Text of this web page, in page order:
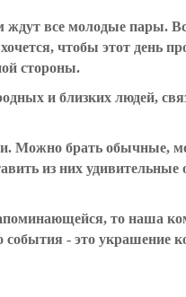
ждут все молодые пары.
чтобы этот день
стороны.
и близких людей,
брать обычные,
из них
то наша
события - это